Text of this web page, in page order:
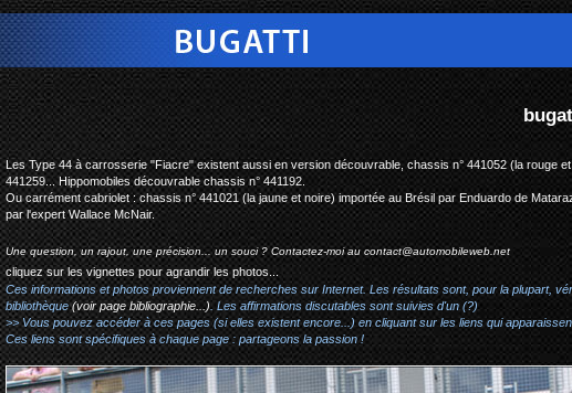
bugatti type 44 fiacre decouvrable
Les Type 44 à carrosserie "Fiacre" existent aussi en version découvrable, chassis n° 441052 (la rouge
441259... Hippomobiles découvrable chassis n° 441192.
Ou carrément cabriolet : chassis n° 441021 (la jaune et noire) importée au Brésil par Enduardo de
par l'expert Wallace McNair.
Une question, un rajout, une précision... un souci ? Contactez-moi aucontact@automobileweb.net
cliquez sur les vignettes pour agrandir les photos...
Ces informations et photos proviennent de recherches sur Internet. Les résultats sont, pour la plupart,
bibliothèque(voir page bibliographie...). Les affirmations discutables sont suivies d'un (?)
>> Vous pouvez accéder à ces pages (si elles existent encore...) en cliquant sur les liens qui
Ces liens sont spécifiques à chaque page : partageons la passion !